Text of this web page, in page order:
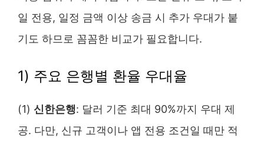
일 전용, 일정 금액 이상 송금 시 추가 우대가 붙
기도 하므로 꼼꼼한 비교가 필요합니다.
1) 주요 은행별 환율 우대율
(1) 신한은행: 달러 기준 최대 90%까지 우대 제
공. 다만, 신규 고객이나 앱 전용 조건일 때만 적